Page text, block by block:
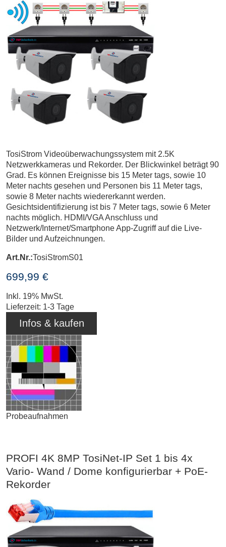
TosiStrom Videoüberwachungssystem mit 2.5K
Netzwerkkameras und Rekorder. Der Blickwinkel beträgt 90
Grad. Es können Ereignisse bis 15 Meter tags, sowie 10
Meter nachts gesehen und Personen bis 11 Meter tags,
sowie 8 Meter nachts wiedererkannt werden.
Gesichtsidentifizierung ist bis 7 Meter tags, sowie 6 Meter
nachts möglich. HDMI/VGA Anschluss und
Netzwerk/Internet/Smartphone App-Zugriff auf die Live-
Bilder und Aufzeichnungen.
Art.Nr.:TosiStromS01
699,99 €
Inkl. 19% MwSt.
Lieferzeit: 1-3 Tage
Infos & kaufen
Probeaufnahmen
PROFI 4K 8MP TosiNet-IP Set 1 bis 4x
Vario- Wand / Dome konfigurierbar + PoE-
Rekorder